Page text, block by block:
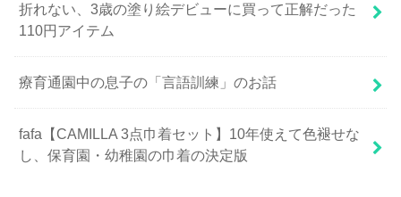
折れない、3歳の塗り絵デビューに買って正解だった
110円アイテム
療育通園中の息子の「言語訓練」のお話
fafa【CAMILLA 3点巾着セット】10年使えて色褪せな
し、保育園・幼稚園の巾着の決定版